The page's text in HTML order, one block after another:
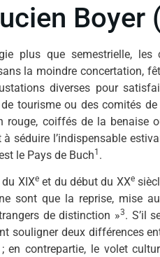
Boyer
plus que semestrielle,
la moindre concertation,
diverses pour
tourisme ou des comités de
rouge, coiffés de la benaise
séduire l’indispensable
le Pays de Buch1 .
XIXeet du début du XXe
sont que la reprise, mise
de distinction »3. S’il
souligner deux différences
en contrepartie, le volet